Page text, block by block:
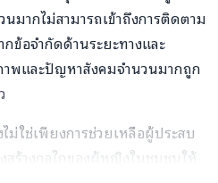
มากไม่สามารถเข้าถึงการติดตาม
ข้อจำกัดด้านระยะทางและ
พและปัญหาสังคมจำนวนมากถูก
ใช่เพียงการช่วยเหลือผู้ประสบ
สร้างกลไกของผู้หญิงในชุมชนให้